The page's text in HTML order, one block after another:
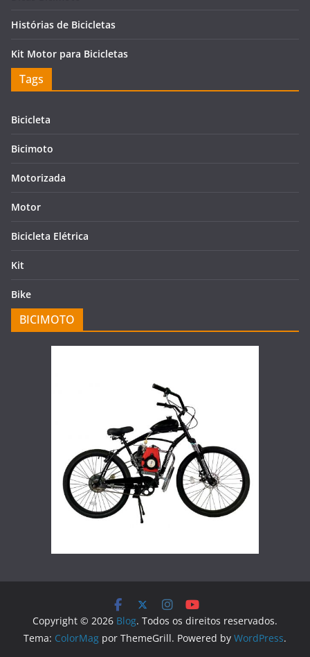
Histórias de Bicicletas
Kit Motor para Bicicletas
Tags
Bicicleta
Bicimoto
Motorizada
Motor
Bicicleta Elétrica
Kit
Bike
BICIMOTO
Copyright © 2026 Blog. Todos os direitos reservados.
Tema: ColorMag por ThemeGrill. Powered by WordPress.